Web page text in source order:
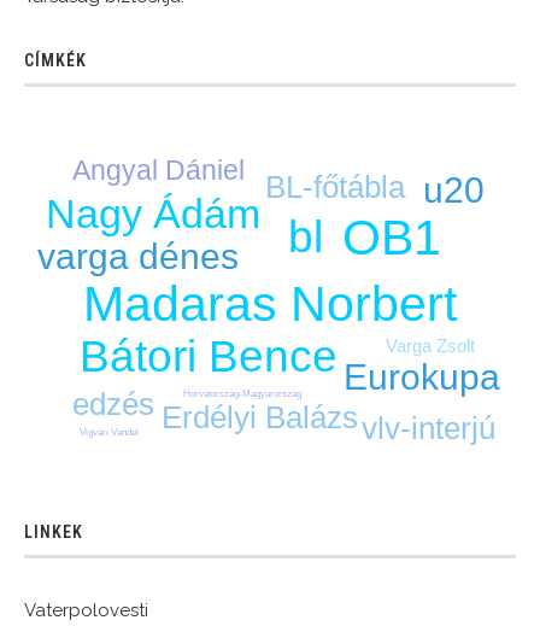
CÍMKÉK
Madaras Norbert
OB1
bl
Bátori Bence
Nagy Ádám
Eurokupa
u20
varga dénes
BL-főtábla
edzés Erdélyi Balázsvlv-interjú
Angyal Dániel
Varga Zsolt
Horvátország-Magyarország
Vigvári Vendel
LINKEK
Vaterpolovesti